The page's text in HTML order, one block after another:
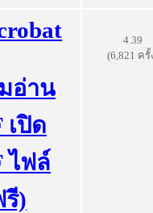
อ่าน
เปิด
ไฟล์
รี)
4.39
(6,821 ครั้